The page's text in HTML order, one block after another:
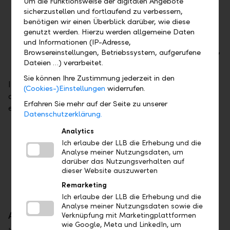
der Experte für die industrielle, thermische
Prozesstechnik Listemann Technology AG,
Eschen,
die Bäckerei Konditorei-Confiserie Wanger AG,
Schaan.
In der Kategorie"Newcomer des Jahres"erreichten
drei KMU das Finale, die besonders kreativ ihre
eigenen Wege gehen:
die Gourmet-Kaffeerösterei Demmel AG,
Schaan
der Fruchtpulver-Hersteller frooggies AG,
Triesen,
das Hotelkonzept b_smart selection,
Gamprin-Bendern.
Award macht verborgene Stars sichtbar
sicherzustellen und fortlaufend zu verbessern,
benötigen wir einen Überblick darüber, wie diese
genutzt werden. Hierzu werden allgemeine Daten
und Informationen (IP-Adresse,
Browsereinstellungen, Betriebssystem, aufgerufene
Dateien …) verarbeitet.
Sie können Ihre Zustimmung jederzeit in den
(Cookies-)Einstellungen widerrufen.
Erfahren Sie mehr auf der Seite zu unserer
Datenschutzerklärung.
Analytics
Ich erlaube der LLB die Erhebung und die
Analyse meiner Nutzungsdaten, um
darüber das Nutzungsverhalten auf
dieser Website auszuwerten
Remarketing
Ich erlaube der LLB die Erhebung und die
Analyse meiner Nutzungsdaten sowie die
Verknüpfung mit Marketingplattformen
wie Google, Meta und LinkedIn, um